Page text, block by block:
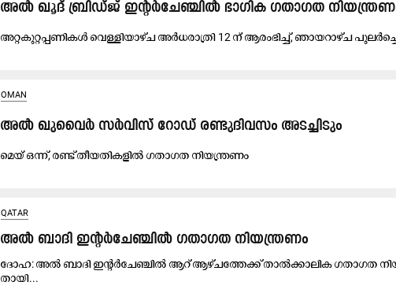
അൽ ഖൂദ് ബ്രിഡ്ജ് ഇന്റർചേഞ്ചിൽ ഭാഗിക ഗതാഗത
അറ്റകുറ്റപ്പണികൾ വെള്ളിയാഴ്ച അർധരാത്രി 12 ന് ആരംഭിച്ച്, ഞായറാഴ്ച
OMAN
അൽ ഖുവൈർ സർവിസ് റോഡ് രണ്ടുദിവസം അടച്ചിടും
മെയ് ഒന്ന്, രണ്ട് തീയതികളിൽ ഗതാഗത നിയന്ത്രണം
QATAR
അ​ൽ ബാ​ദി ഇ​ന്റ​ർ​ചേ​ഞ്ചി​ൽ ഗ​താ​ഗ​ത നി​യ​ന്ത്ര​ണം
ദോ​ഹ: അ​ൽ ബാ​ദി ഇ​ന്റ​ർ​ചേ​ഞ്ചി​ൽ ആ​റ് ആ​ഴ്ച​ത്തേ​ക്ക് താ​ൽ​ക്കാ​ലി​ക ഗ​താ​ഗ​ത
താ​യി...